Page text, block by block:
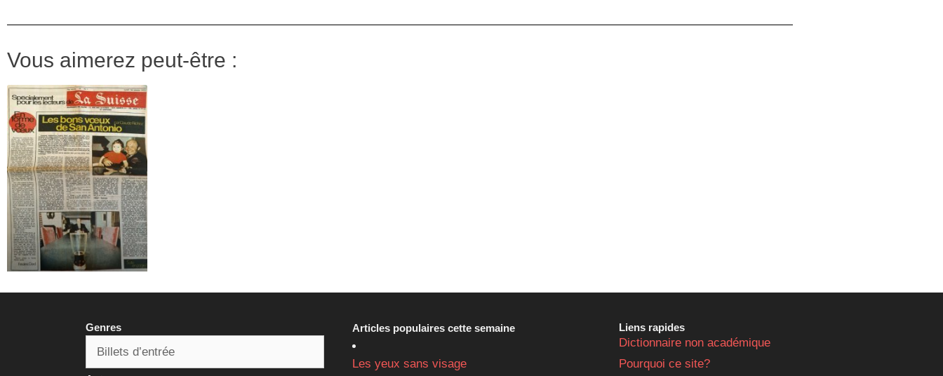
Vous aimerez peut-être :
Genres Articles populaires cette semaine
Les yeux sans visage
Liens rapides
Dictionnaire non académique
Pourquoi ce site?